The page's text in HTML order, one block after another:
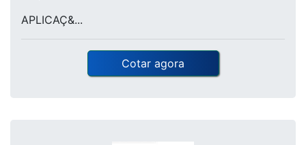
APLICAÇ&...
Cotar agora